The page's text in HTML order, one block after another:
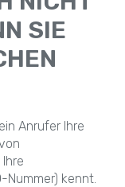
SIE
Anrufer Ihre
kennt.